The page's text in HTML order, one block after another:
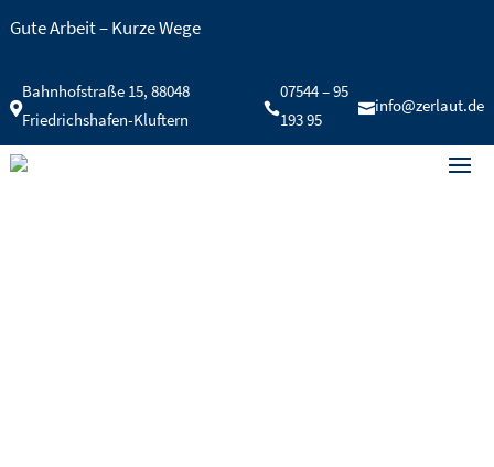
Gute Arbeit – Kurze Wege

Bahnhofstraße 15, 88048
Friedrichshafen-Kluftern

07544 – 95
193 95
info@zerlaut.de